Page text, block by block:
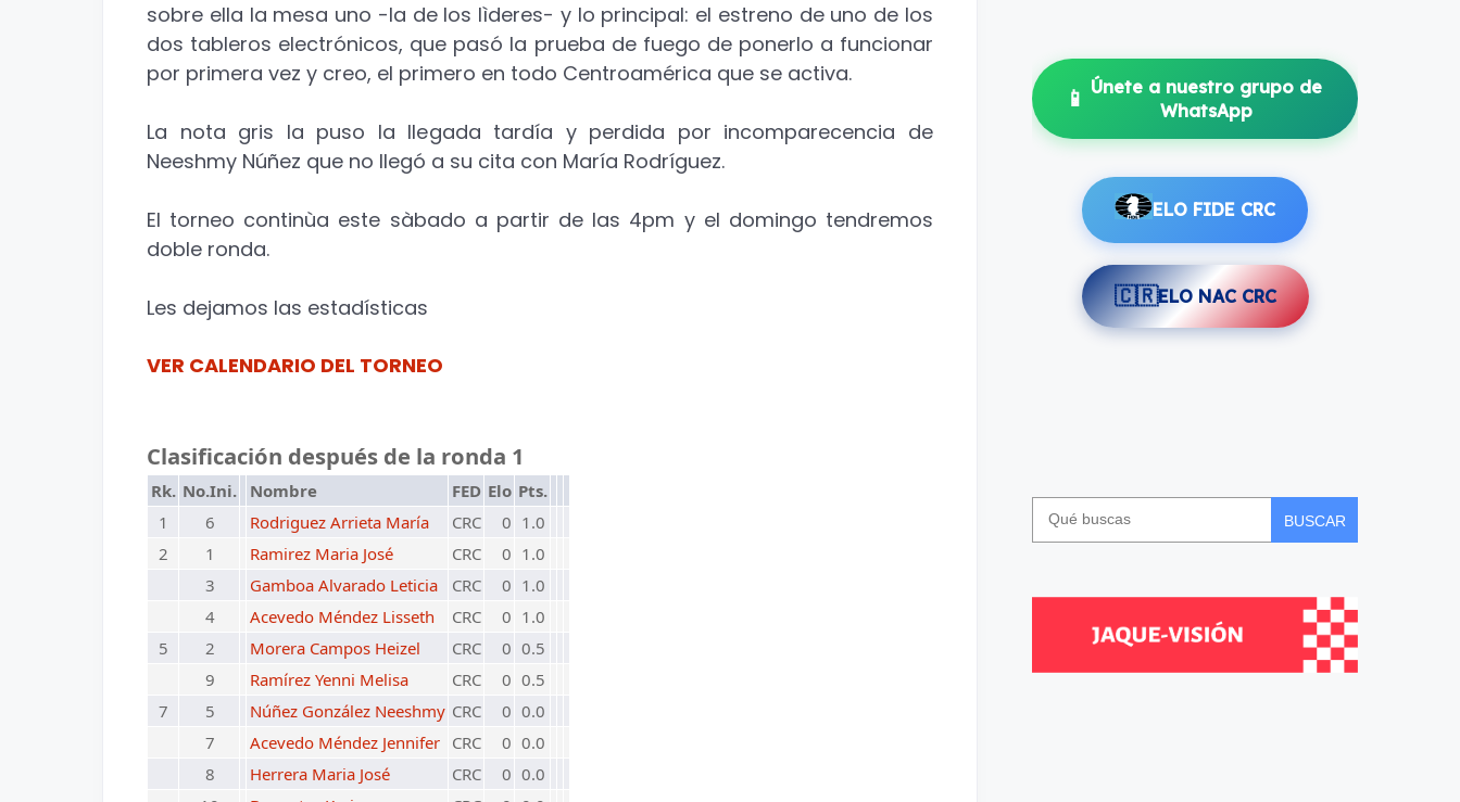
sobre ella la mesa uno -la de los lìderes- y lo principal: el estreno de uno de los
dos tableros electrónicos, que pasó la prueba de fuego de ponerlo a funcionar
por primera vez y creo, el primero en todo Centroamérica que se activa.
La nota gris la puso la llegada tardía y perdida por incomparecencia de
Neeshmy Núñez que no llegó a su cita con María Rodríguez.
El torneo continùa este sàbado a partir de las 4pm y el domingo tendremos
doble ronda.
Les dejamos las estadísticas
VER CALENDARIO DEL TORNEO
Clasificación después de la ronda 1
Rk. No.Ini. Nombre FED Elo Pts.
1
6 Rodriguez Arrieta María CRC 0 1.0
2
1 Ramirez Maria José CRC 0 1.0
3
Gamboa Alvarado Leticia CRC 0 1.0
4
Acevedo Méndez Lisseth CRC 0 1.0
5
2 Morera Campos Heizel CRC 0 0.5
9
Ramírez Yenni Melisa CRC 0 0.5
7
5 Núñez González Neeshmy CRC 0 0.0
7
Acevedo Méndez Jennifer CRC 0 0.0
8
Herrera Maria José CRC 0 0.0
📱 Únete a nuestro grupo de
WhatsApp
ELO FIDE CRC
🇨🇷ELO NAC CRC
BUSCAR